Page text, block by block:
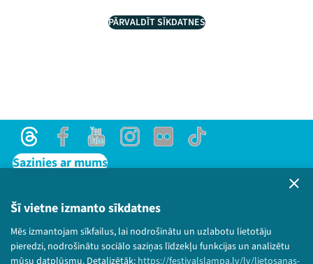
Šī vietne izmanto sīkdatnes
Mēs izmantojam sīkfailus, lai nodrošinātu un uzlabotu lietotāju
pieredzi, nodrošinātu sociālo saziņas līdzekļu funkcijas un analizētu
mūsu datplūsmu. Detalizētāk: https://festivalslampa.lv/lv/lietosanas-
PĀRVALDĪT SĪKDATNES
ThreadsFacebookYoutubeInstagram
Flick TikTok
Sazinies ar mums
Lietošanas noteikumi un sīkdatņu politika
Bērnu aizsardzības politika
© 2026 Sarunu festivāls LAMPA Visas tiesības